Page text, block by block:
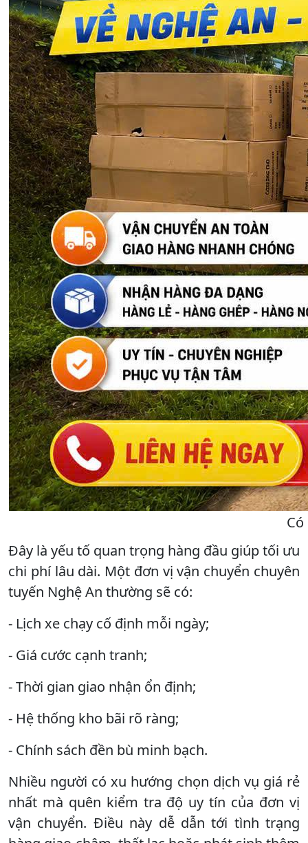
Đây là yếu tố quan trọng hàng đầu giúp tối ưu
chi phí lâu dài. Một đơn vị vận chuyển chuyên
tuyến Nghệ An thường sẽ có:
- Lịch xe chạy cố định mỗi ngày;
- Giá cước cạnh tranh;
- Thời gian giao nhận ổn định;
- Hệ thống kho bãi rõ ràng;
- Chính sách đền bù minh bạch.
Nhiều người có xu hướng chọn dịch vụ giá rẻ
nhất mà quên kiểm tra độ uy tín của đơn vị
vận chuyển. Điều này dễ dẫn tới tình trạng